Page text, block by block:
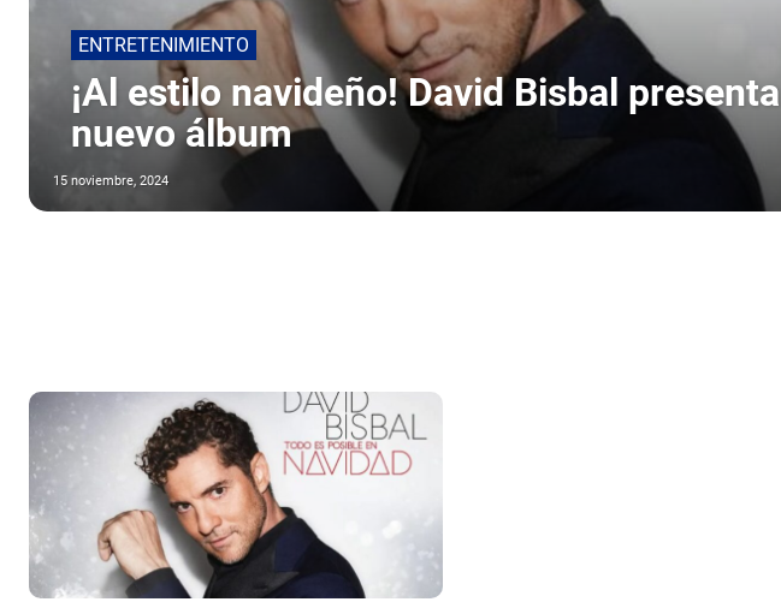
ENTRETENIMIENTO
¡Al estilo navideño! David Bisbal presenta
nuevo álbum
15 noviembre, 2024